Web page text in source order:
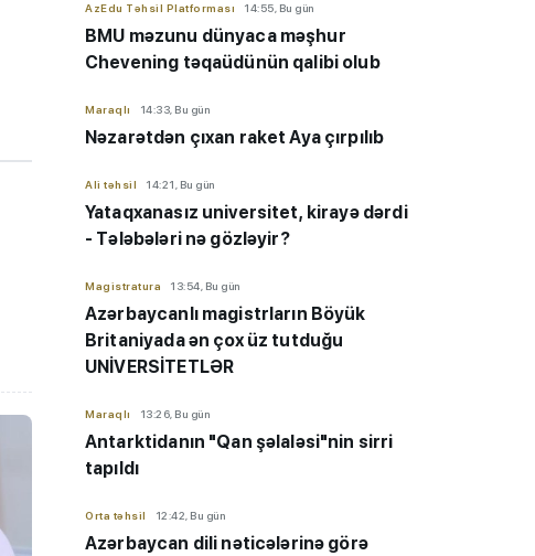
AzEdu Təhsil Platforması 14:55, Bu gün
BMU məzunu dünyaca məşhur
Chevening təqaüdünün qalibi olub
Maraqlı 14:33, Bu gün
Nəzarətdən çıxan raket Aya çırpılıb
Ali təhsil 14:21, Bu gün
Yataqxanasız universitet, kirayə dərdi
- Tələbələri nə gözləyir?
Magistratura 13:54, Bu gün
Azərbaycanlı magistrların Böyük
Britaniyada ən çox üz tutduğu
UNİVERSİTETLƏR
Maraqlı 13:26, Bu gün
Antarktidanın "Qan şəlaləsi"nin sirri
tapıldı
Orta təhsil 12:42, Bu gün
Azərbaycan dili nəticələrinə görə